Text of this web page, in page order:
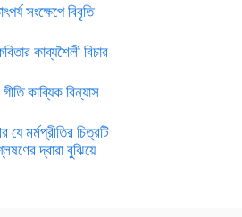
সংক্ষেপে বিবৃতি
কাব্যশৈলী বিচার
কাব্যিক বিন্যাস
যে মর্মপ্রীতির চিত্রটি
দ্বারা বুঝিয়ে